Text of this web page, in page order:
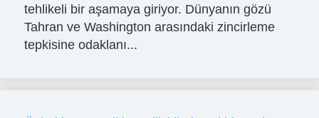
tehlikeli bir aşamaya giriyor. Dünyanın gözü
Tahran ve Washington arasındaki zincirleme
tepkisine odaklanı...